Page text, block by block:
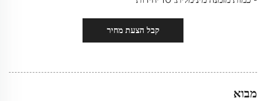
קבל הצעת מחיר
מבוא